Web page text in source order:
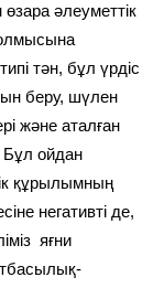
әлеуметтік
тән, бұл үрдіс
беру, шүлен
және аталған
Бұл ойдан
құрылымның
негативті де,
яғни